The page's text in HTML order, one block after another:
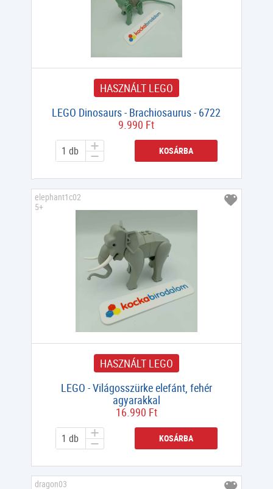
HASZNÁLT LEGO
LEGO Dinosaurs - Brachiosaurus - 6722
9.990 Ft
KOSÁRBA
HASZNÁLT LEGO
LEGO - Világosszürke elefánt, fehér
agyarakkal
16.990 Ft
KOSÁRBA
elephant1c02
5+
dragon03